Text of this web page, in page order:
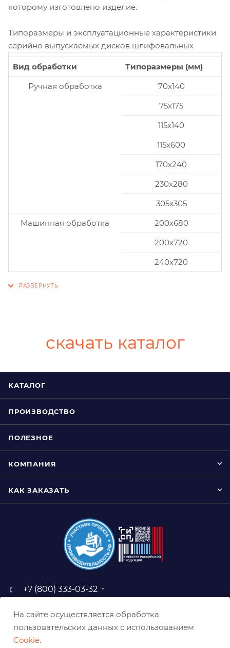
которому изготовлено изделие.
Типоразмеры и эксплуатационные характеристики
серийно выпускаемых дисков шлифовальных
Вид обработки
Типоразмеры (мм)
Ручная обработка
70x140
75x175
115x140
115x600
170x240
230x280
305x305
Машинная обработка
200х680
200х720
240х720
скачать каталог
КАТАЛОГ
ПРОИЗВОДСТВО
ПОЛЕЗНОЕ
КОМПАНИЯ
КАК ЗАКАЗАТЬ
+7 (800) 333-03-32
baz@belabraziv.ru
308009, Россия, г. Белгород,
На сайте осуществляется обработка
пользовательских данных с использованием
Cookie.